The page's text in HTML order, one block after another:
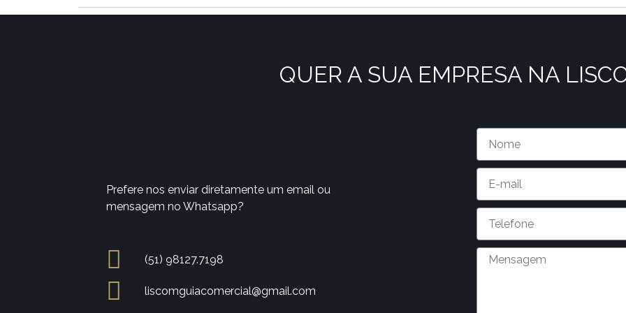
QUER A SUA EMPRESA NA
Prefere nos enviar diretamente um email ou
mensagem no Whatsapp?
(51) 98127.7198
liscomguiacomercial@gmail.com